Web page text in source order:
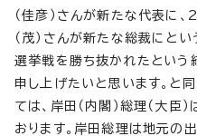
（佳彦）さんが新たな代表に
（茂）さんが新たな総裁にと
選挙戦を勝ち抜かれたという
申し上げたいと思います。と
ては、岸田（内閣）総理（大臣
おります。岸田総理は地元の